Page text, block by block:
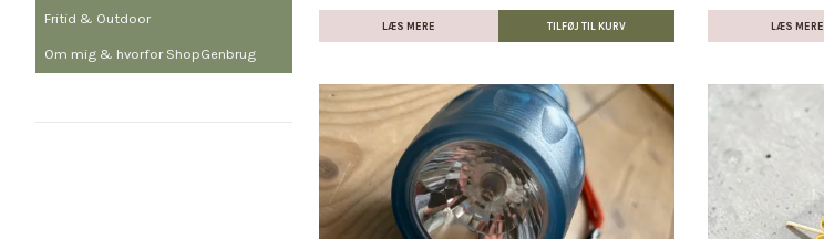
Fritid & Outdoor
Om mig & hvorfor ShopGenbrug
LÆS MERE LÆS MERE